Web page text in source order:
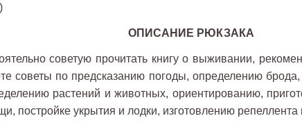
ОПИСАНИЕ РЮКЗАКА
советую прочитать книгу о выживании,
советы по предсказанию погоды, определению
растений и животных, ориентированию,
постройке укрытия и лодки, изготовлению репеллента